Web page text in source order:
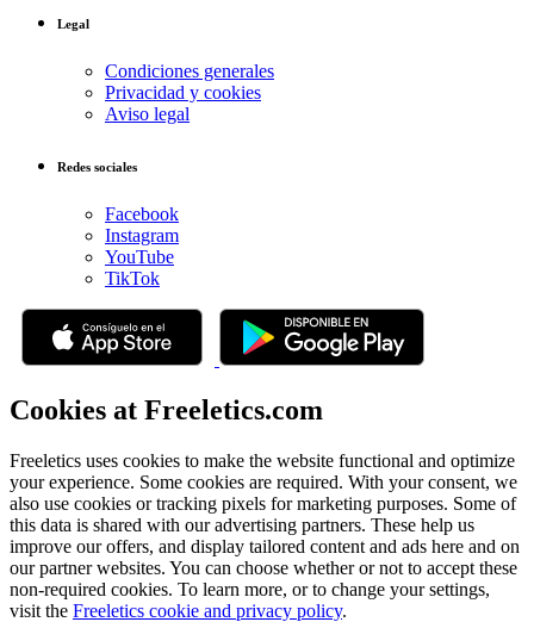
Legal
Condiciones generales
Privacidad y cookies
Aviso legal
Redes sociales
Facebook
Instagram
YouTube
TikTok
Cookies at Freeletics.com
Freeletics uses cookies to make the website functional and optimize
your experience. Some cookies are required. With your consent, we
also use cookies or tracking pixels for marketing purposes. Some of
this data is shared with our advertising partners. These help us
improve our offers, and display tailored content and ads here and on
our partner websites. You can choose whether or not to accept these
non-required cookies. To learn more, or to change your settings,
visit the Freeletics cookie and privacy policy.